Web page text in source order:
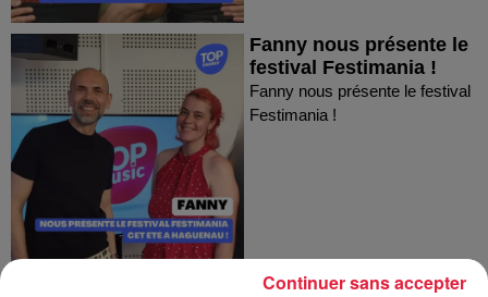
Fanny nous présente le
festival Festimania !
Fanny nous présente le festival
Festimania !
Émilie directrice des
Continuer sans accepter